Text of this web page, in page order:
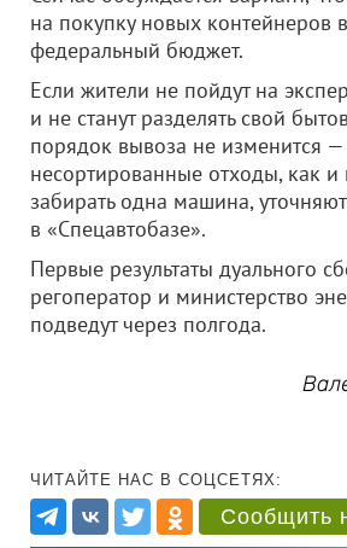
на покупку новых контейнеров
федеральный бюджет.
Если жители не пойдут на
и не станут разделять свой
порядок вывоза не изменится —
несортированные отходы, как и
забирать одна машина, уточняют
в «Спецавтобазе».
Первые результаты дуального
регоператор и министерство
подведут через полгода.
ЧИТАЙТЕ НАС В СОЦСЕТЯХ:
Сообщить